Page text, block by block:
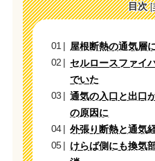
目次 [
屋根断熱の通気層
セルロースファイ
でいた
通気の入口と出口
の原因に
外張り断熱と通気
けらば側にも換気